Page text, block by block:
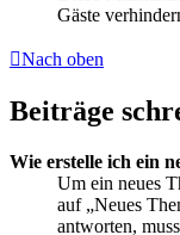
Gäste
Nach oben
Beiträge
Wie erstelle ich ein
Um ein neues
auf „Neues
antworten,